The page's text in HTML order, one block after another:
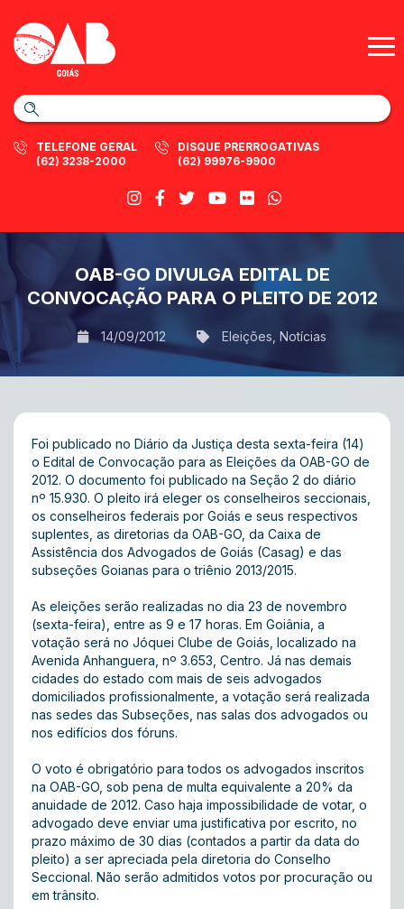
TELEFONE GERAL
(62) 3238-2000
DISQUE PRERROGATIVAS
(62) 99976-9900
OAB-GO DIVULGA EDITAL DE
CONVOCAÇÃO PARA O PLEITO DE 2012
14/09/2012 Eleições Notícias
Foi publicado no Diário da Justiça desta sexta-feira (14)
o Edital de Convocação para as Eleições da OAB-GO de
2012. O documento foi publicado na Seção 2 do diário
nº 15.930. O pleito irá eleger os conselheiros seccionais,
os conselheiros federais por Goiás e seus respectivos
suplentes, as diretorias da OAB-GO, da Caixa de
Assistência dos Advogados de Goiás (Casag) e das
subseções Goianas para o triênio 2013/2015.
As eleições serão realizadas no dia 23 de novembro
(sexta-feira), entre as 9 e 17 horas. Em Goiânia, a
votação será no Jóquei Clube de Goiás, localizado na
Avenida Anhanguera, nº 3.653, Centro. Já nas demais
cidades do estado com mais de seis advogados
domiciliados profissionalmente, a votação será realizada
nas sedes das Subseções, nas salas dos advogados ou
nos edifícios dos fóruns.
O voto é obrigatório para todos os advogados inscritos
na OAB-GO, sob pena de multa equivalente a 20% da
anuidade de 2012. Caso haja impossibilidade de votar, o
advogado deve enviar uma justificativa por escrito, no
prazo máximo de 30 dias (contados a partir da data do
pleito) a ser apreciada pela diretoria do Conselho
Seccional. Não serão admitidos votos por procuração ou
em trânsito.